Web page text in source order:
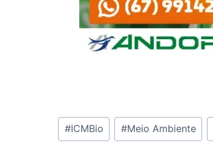
Tags
do
#ICMBio #Meio Ambiente